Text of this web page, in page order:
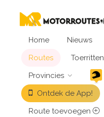
Home
Nieuws
Routes
Toerritten
Provincies
Ontdek de App!
Route toevoegen